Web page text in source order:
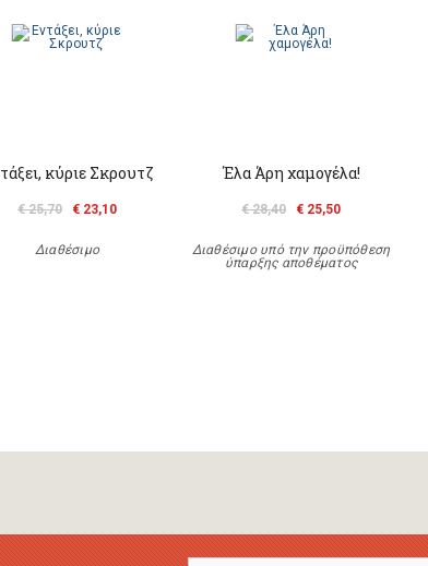
κύριε Σκρουτζ
€ 25,70 € 23,10
Διαθέσιμο
Έλα Άρη χαμογέλα!
€ 28,40 € 25,50
Διαθέσιμο υπό την προϋπόθεση
ύπαρξης αποθέματος